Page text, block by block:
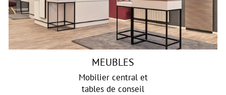
MEUBLES
Mobilier central et
tables de conseil